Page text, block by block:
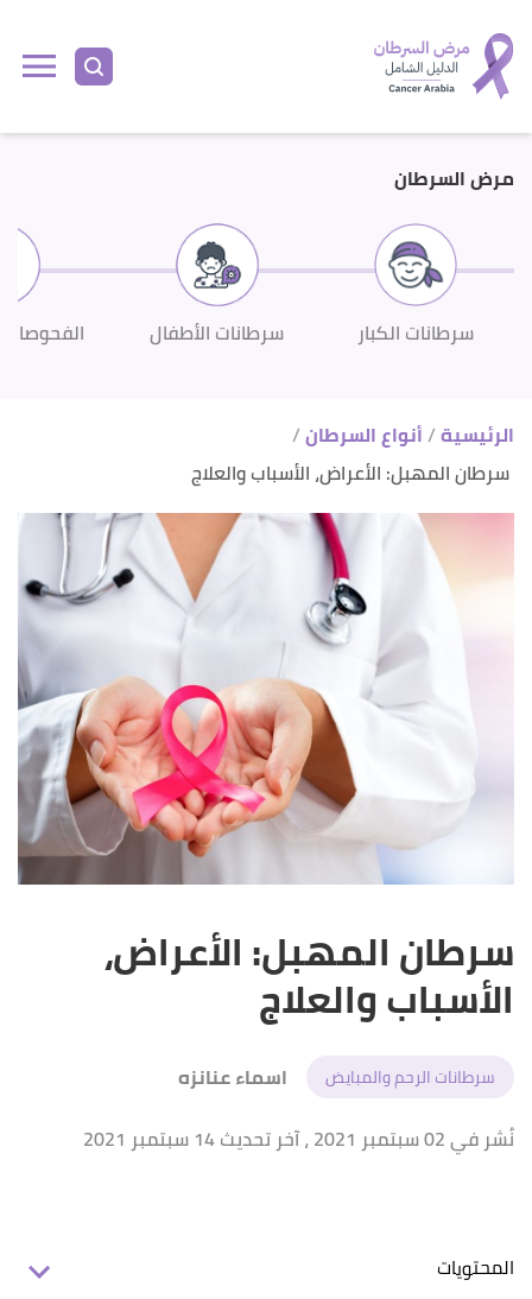
مرض السرطان
سرطانات الكبار سرطانات الأطفال
الرئيسية أنواع السرطان
سرطان المهبل: الأعراض، الأسباب والعلاج
سرطان المهبل: الأعراض،
الأسباب والعلاج
سرطانات الرحم والمبايض
اسماء عنانزه
نُشر في 02 سبتمبر 2021
، آخر تحديث 14 سبتمبر 2021
المحتويات